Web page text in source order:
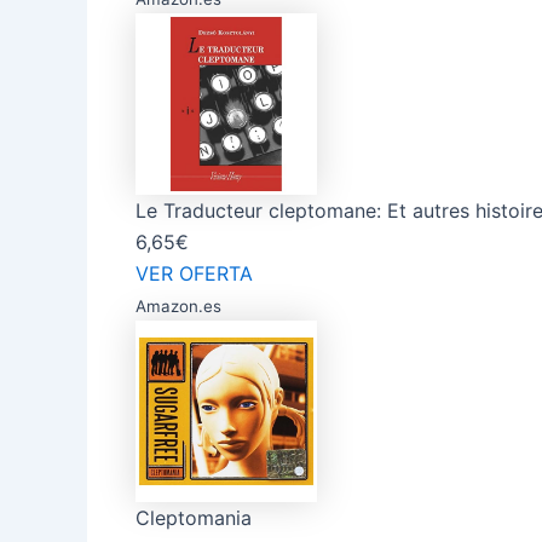
Le Traducteur cleptomane: Et autres
6,65€
VER OFERTA
Amazon.es
Cleptomania